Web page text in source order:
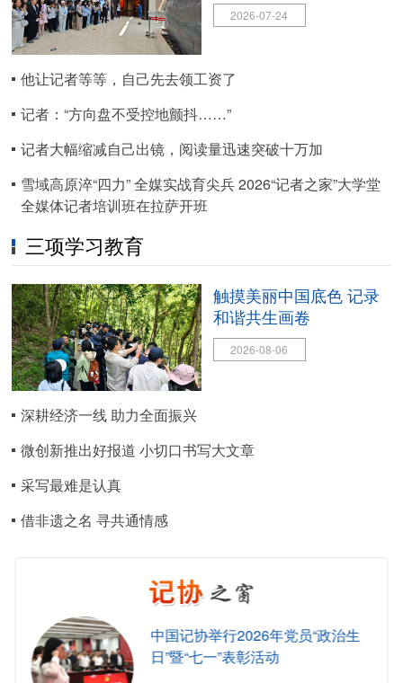
2026-07-24
他让记者等等，自己先去领工资了
记者：“方向盘不受控地颤抖……”
记者大幅缩减自己出镜，阅读量迅速突破十万加
雪域高原淬“四力” 全媒实战育尖兵 2026“记者之家”大学堂
全媒体记者培训班在拉萨开班
三项学习教育
触摸美丽中国底色 记录
和谐共生画卷
2026-08-06
深耕经济一线 助力全面振兴
微创新推出好报道 小切口书写大文章
采写最难是认真
借非遗之名 寻共通情感
中国记协举行2026年党员“政治生
日”暨“七一”表彰活动